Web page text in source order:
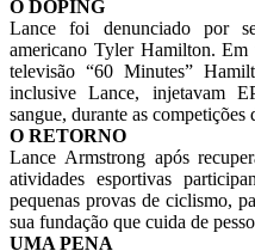
O DOPING
Lance foi denunciado por
americano Tyler Hamilton. Em
televisão “60 Minutes”
inclusive Lance, injetavam
sangue, durante as competições
O RETORNO
Lance Armstrong após
atividades esportivas
pequenas provas de ciclismo,
sua fundação que cuida de
UMA PENA